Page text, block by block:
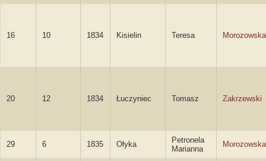
16 10 1834 Kisielin Teresa Morozowska
20 12 1834 Łuczyniec Tomasz Zakrzewski
29 6 1835 Ołyka
Petronela
Marianna
Morozowska